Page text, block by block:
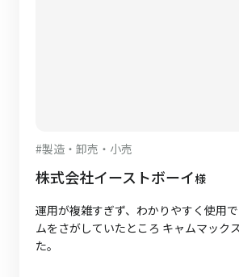
#製造・卸売・小売
株式会社イーストボーイ様
運用が複雑すぎず、わかりやすく使用
ムをさがしていたところ キャムマック
た。